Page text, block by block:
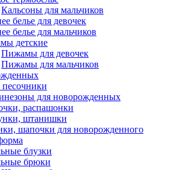
Кальсоны для мальчиков
белье для девочек
белье для мальчиков
детские
Пижамы для девочек
Пижамы для мальчиков
для новорожденных
распашонки
штанишки
шапочки для новорожденного
блузки
брюки